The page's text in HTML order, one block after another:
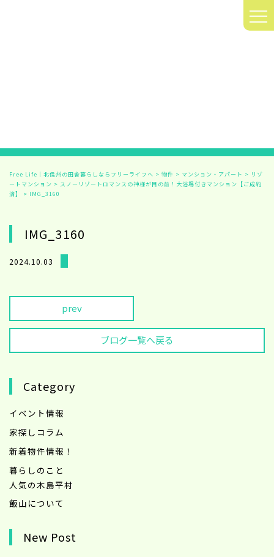
≡
Free Life｜北信州の田舎暮らしならフリーライフへ > 物件 > マンション・アパート > リゾ
ートマンション > スノーリゾートロマンスの神様が目の前！大浴場付きマンション【ご成約
済】
> IMG_3160
IMG_3160
2024.10.03
prev
ブログ一覧へ戻る
Category
イベント情報
家探しコラム
新着物件情報！
暮らしのこと
人気の木島平村
飯山について
New Post